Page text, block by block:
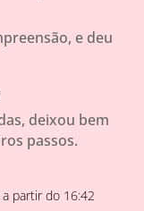
e deu
deixou bem
passos.
partir do 16:42